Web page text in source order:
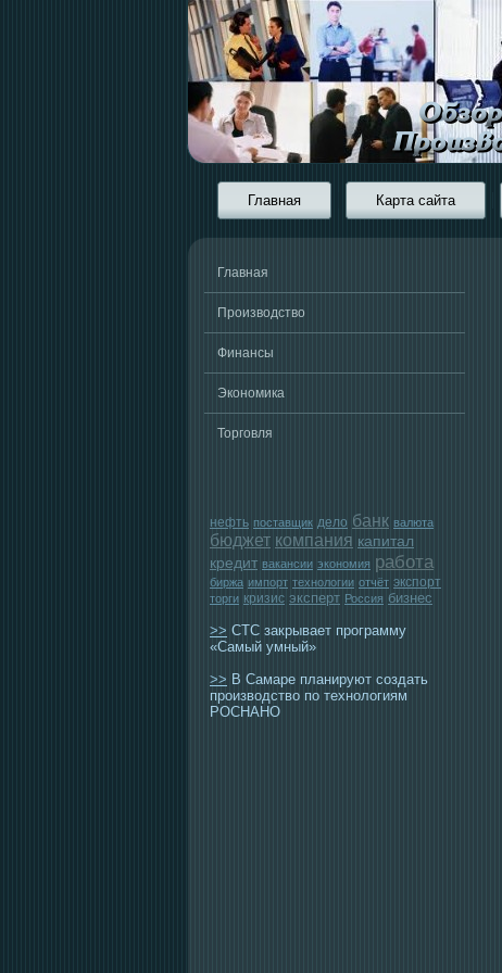
Главная Карта сайта
Главная
Производство
Финансы
Экономика
Торговля
нефть поставщик дело банк валюта
бюджет компания капитал
кредит вакансии экономия работа
биржа импорт технологии отчёт экспорт
торги кризис эксперт Россия бизнес
>> СТС закрывает программу
«Самый умный»
>> В Самаре планируют создать
производство по технологиям
РОСНАНО